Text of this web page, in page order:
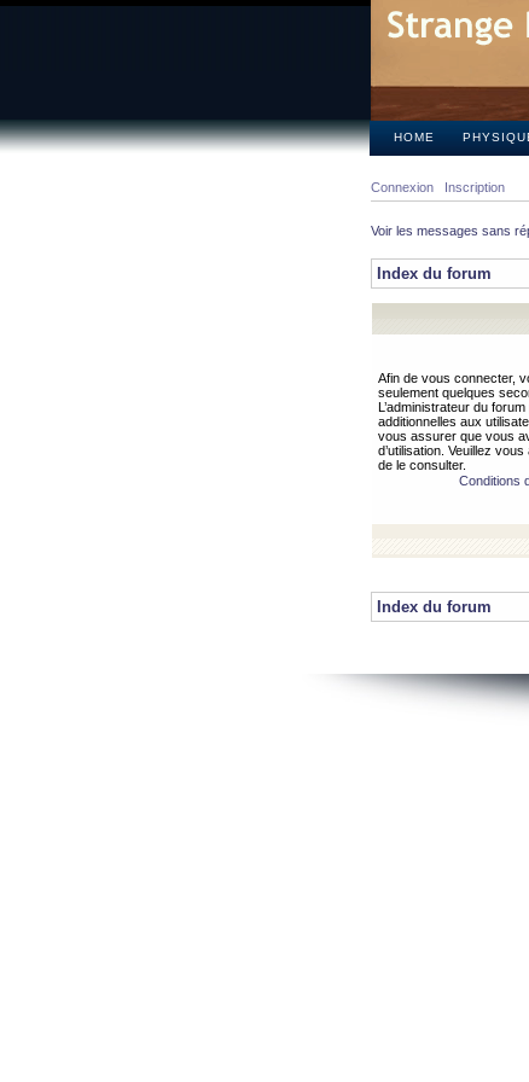
HOME
Connexion Inscription
Voir les messages sans
Index du forum
Afin de vous connecter,
seulement quelques
L’administrateur du
additionnelles aux
vous assurer que vous
d’utilisation. Veuillez
de le consulter.
Conditions
Index du forum